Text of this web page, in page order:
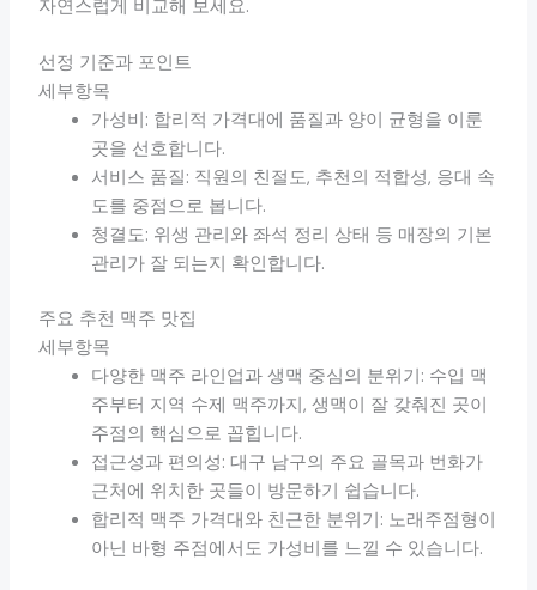
자연스럽게 비교해 보세요.
선정 기준과 포인트
세부항목
가성비: 합리적 가격대에 품질과 양이 균형을 이룬
곳을 선호합니다.
서비스 품질: 직원의 친절도, 추천의 적합성, 응대 속
도를 중점으로 봅니다.
청결도: 위생 관리와 좌석 정리 상태 등 매장의 기본
관리가 잘 되는지 확인합니다.
주요 추천 맥주 맛집
세부항목
다양한 맥주 라인업과 생맥 중심의 분위기: 수입 맥
주부터 지역 수제 맥주까지, 생맥이 잘 갖춰진 곳이
주점의 핵심으로 꼽힙니다.
접근성과 편의성: 대구 남구의 주요 골목과 번화가
근처에 위치한 곳들이 방문하기 쉽습니다.
합리적 맥주 가격대와 친근한 분위기: 노래주점형이
아닌 바형 주점에서도 가성비를 느낄 수 있습니다.